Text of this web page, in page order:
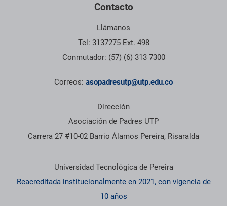
Contacto
Llámanos
Tel: 3137275 Ext. 498
Conmutador: (57) (6) 313 7300
Correos: asopadresutp@utp.edu.co
Dirección
Asociación de Padres UTP
Carrera 27 #10-02 Barrio Álamos Pereira, Risaralda
Información institucional
Universidad Tecnológica de Pereira
Reacreditada institucionalmente en 2021, con vigencia de
10 años